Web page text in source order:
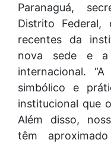
Paranaguá,
Distrito Federal,
recentes da
nova sede e a
internacional.
simbólico e
institucional que
Além disso,
têm